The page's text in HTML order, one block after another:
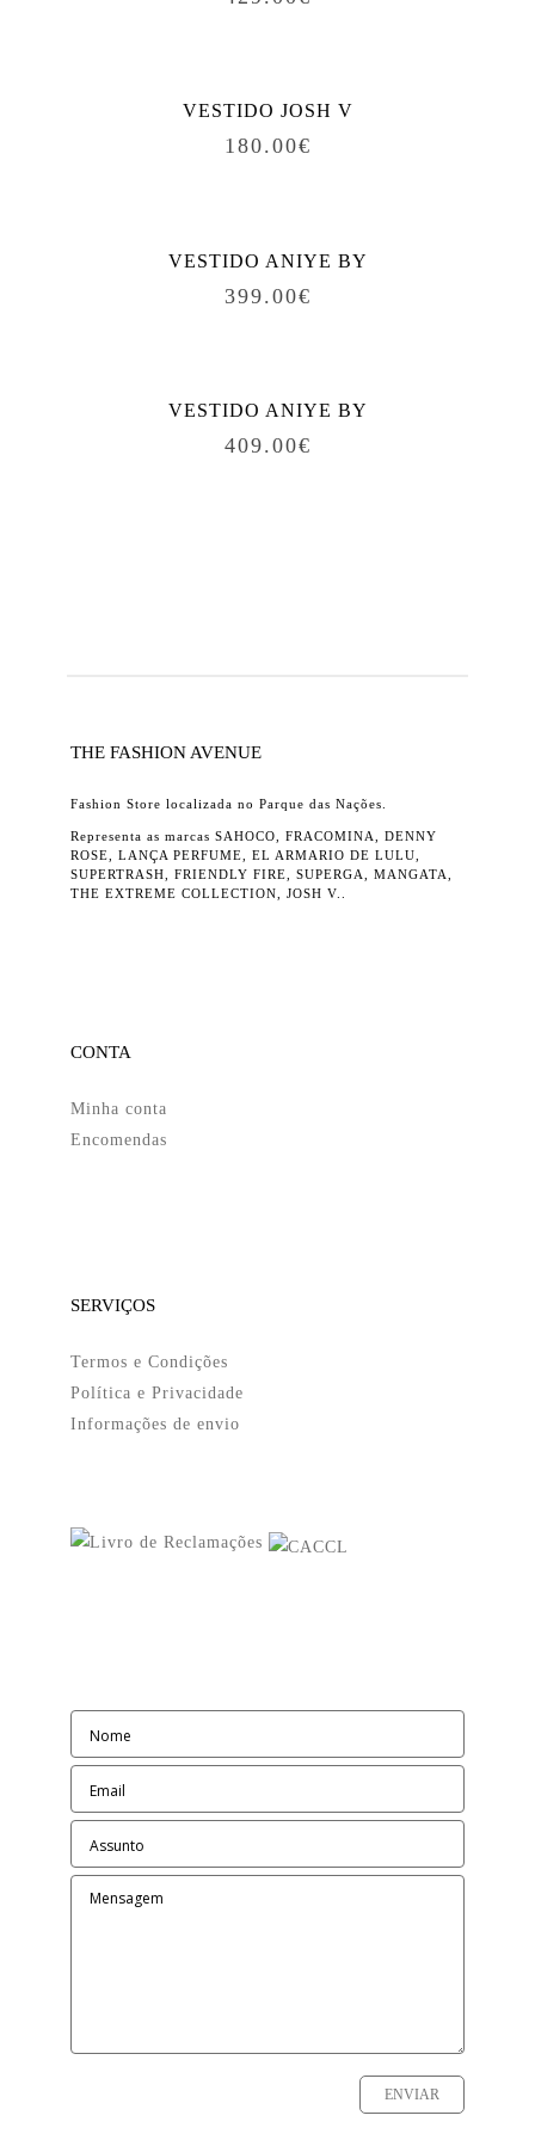
VESTIDO JOSH V
180.00€
VESTIDO ANIYE BY
399.00€
VESTIDO ANIYE BY
409.00€
THE FASHION AVENUE
Fashion Store localizada no Parque das Nações.
Representa as marcas SAHOCO, FRACOMINA, DENNY
ROSE, LANÇA PERFUME, EL ARMARIO DE LULU,
SUPERTRASH, FRIENDLY FIRE, SUPERGA, MANGATA,
THE EXTREME COLLECTION, JOSH V..
CONTA
Minha conta
Encomendas
SERVIÇOS
Termos e Condições
Política e Privacidade
Informações de envio